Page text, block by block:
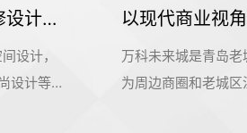
以现代商业视角打造的商业城是怎样的——万科未来城
要布局，
队以迎合
拜耳位于北京朝阳区
公大楼，进驻部门